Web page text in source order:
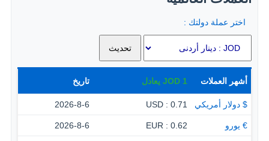
اختر عملة دولتك :
أشهر العملات 1
JOD يعادل تاريخ
$ دولار أمريكي 0.71 : USD
2026-8-6
€ يورو 0.62 : EUR
2026-8-6